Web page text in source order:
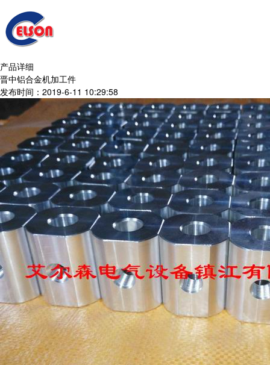
产品详细
晋中铝合金机加工件
发布时间：2019-6-11 10:29:58